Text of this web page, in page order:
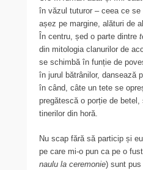
în văzul tuturor – ceea ce
așez pe margine, alături de
În centru, șed o parte dintre
din mitologia clanurilor de
se schimbă în funție de
în jurul bătrânilor, dansează
în când, câte un tete se
pregătescă o porție de
tinerilor din horă.
Nu scap fără să particip și
pe care mi-o pun ca pe o
naulu la ceremonie) sunt